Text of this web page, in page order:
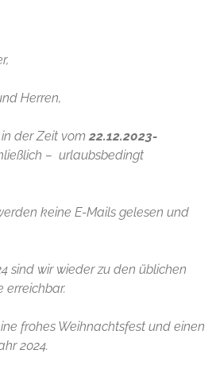
Herren,
der Zeit vom22.12.2023-
– urlaubsbedingt
keine E-Mails gelesen und
sind wir wieder zu den üblichen
erreichbar.
frohes Weihnachtsfest und einen
2024.